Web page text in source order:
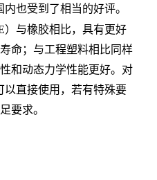
也受到了相当的好评。
）与橡胶相比，具有更好
命；与工程塑料相比同样
和动态力学性能更好。对
以直接使用，若有特殊要
要求。